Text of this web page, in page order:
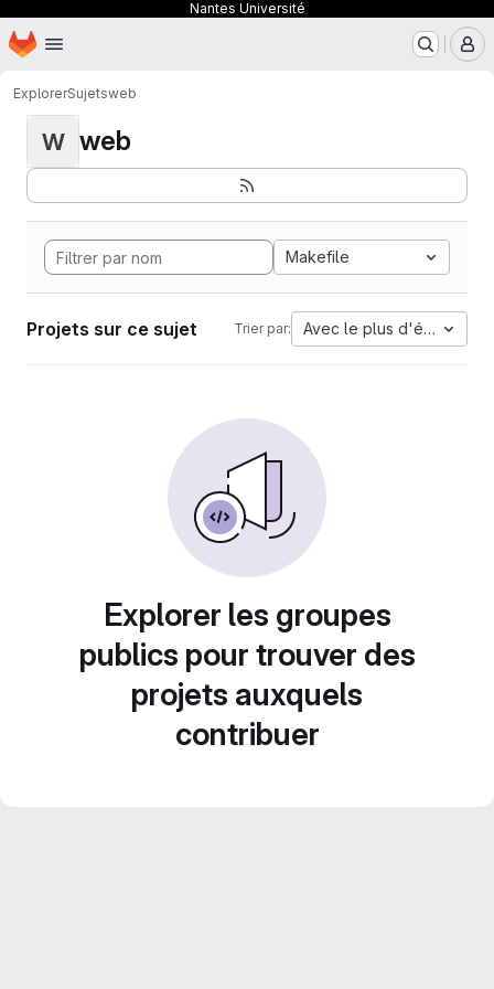
Nantes Université
Passer au contenu principal
Page d'accueil
ExplorerSujetsweb
W web
Makefile
Projets sur ce sujet Trier par: Avec le plus d'étoiles
Explorer les groupes
publics pour trouver des
projets auxquels
contribuer